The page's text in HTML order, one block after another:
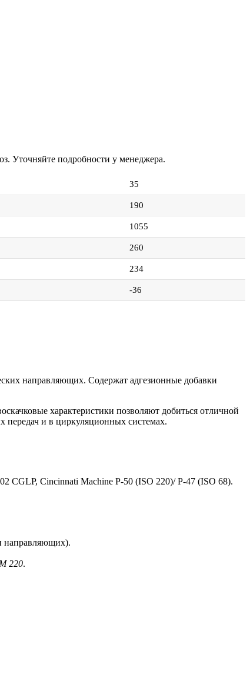
Уточняйте подробности у менеджера.
35
190
1055
260
234
-36
направляющих. Содержат адгезионные добавки
характеристики позволяют добиться отличной
передач и в циркуляционных системах.
CGLP, Cincinnati Machine P-50 (ISO 220)/ P-47 (ISO 68).
направляющих).
M220.